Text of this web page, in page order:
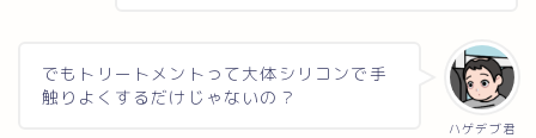
ハゲデブ君
でもトリートメントって大体シリコンで手
触りよくするだけじゃないの？